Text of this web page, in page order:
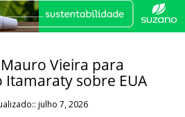
Vieira para
sobre EUA
julho 7, 2026